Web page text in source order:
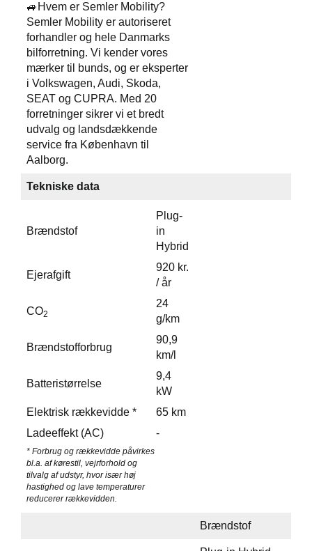
🚙Hvem er Semler Mobility?
Semler Mobility er autoriseret
forhandler og hele Danmarks
bilforretning. Vi kender vores
mærker til bunds, og er eksperter
i Volkswagen, Audi, Skoda,
SEAT og CUPRA. Med 20
forretninger sikrer vi et bredt
udvalg og landsdækkende
service fra København til
Aalborg.
Tekniske data
Brændstof
Plug-
in
Hybrid
Ejerafgift
920 kr.
/ år
CO2
24
g/km
Brændstofforbrug
90,9
km/l
Batteristørrelse
9,4
kW
Elektrisk rækkevidde *
65 km
Ladeeffekt (AC)
-
* Forbrug og rækkevidde påvirkes
bl.a. af kørestil, vejrforhold og
tilvalg af udstyr, hvor især høj
hastighed og lave temperaturer
reducerer rækkevidden.
Brændstof